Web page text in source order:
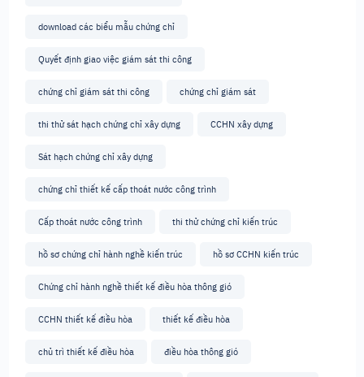
download các biểu mẫu chứng chỉ
Quyết định giao việc giám sát thi công
chứng chỉ giám sát thi công chứng chỉ giám sát
thi thử sát hạch chứng chỉ xây dựng CCHN xây dựng
Sát hạch chứng chỉ xây dựng
chứng chỉ thiết kế cấp thoát nước công trình
Cấp thoát nước công trình thi thử chứng chỉ kiến trúc
hồ sơ chứng chỉ hành nghề kiến trúc hồ sơ CCHN kiến trúc
Chứng chỉ hành nghề thiết kế điều hòa thông gió
CCHN thiết kế điều hòa thiết kế điều hòa
chủ trì thiết kế điều hòa điều hòa thông gió